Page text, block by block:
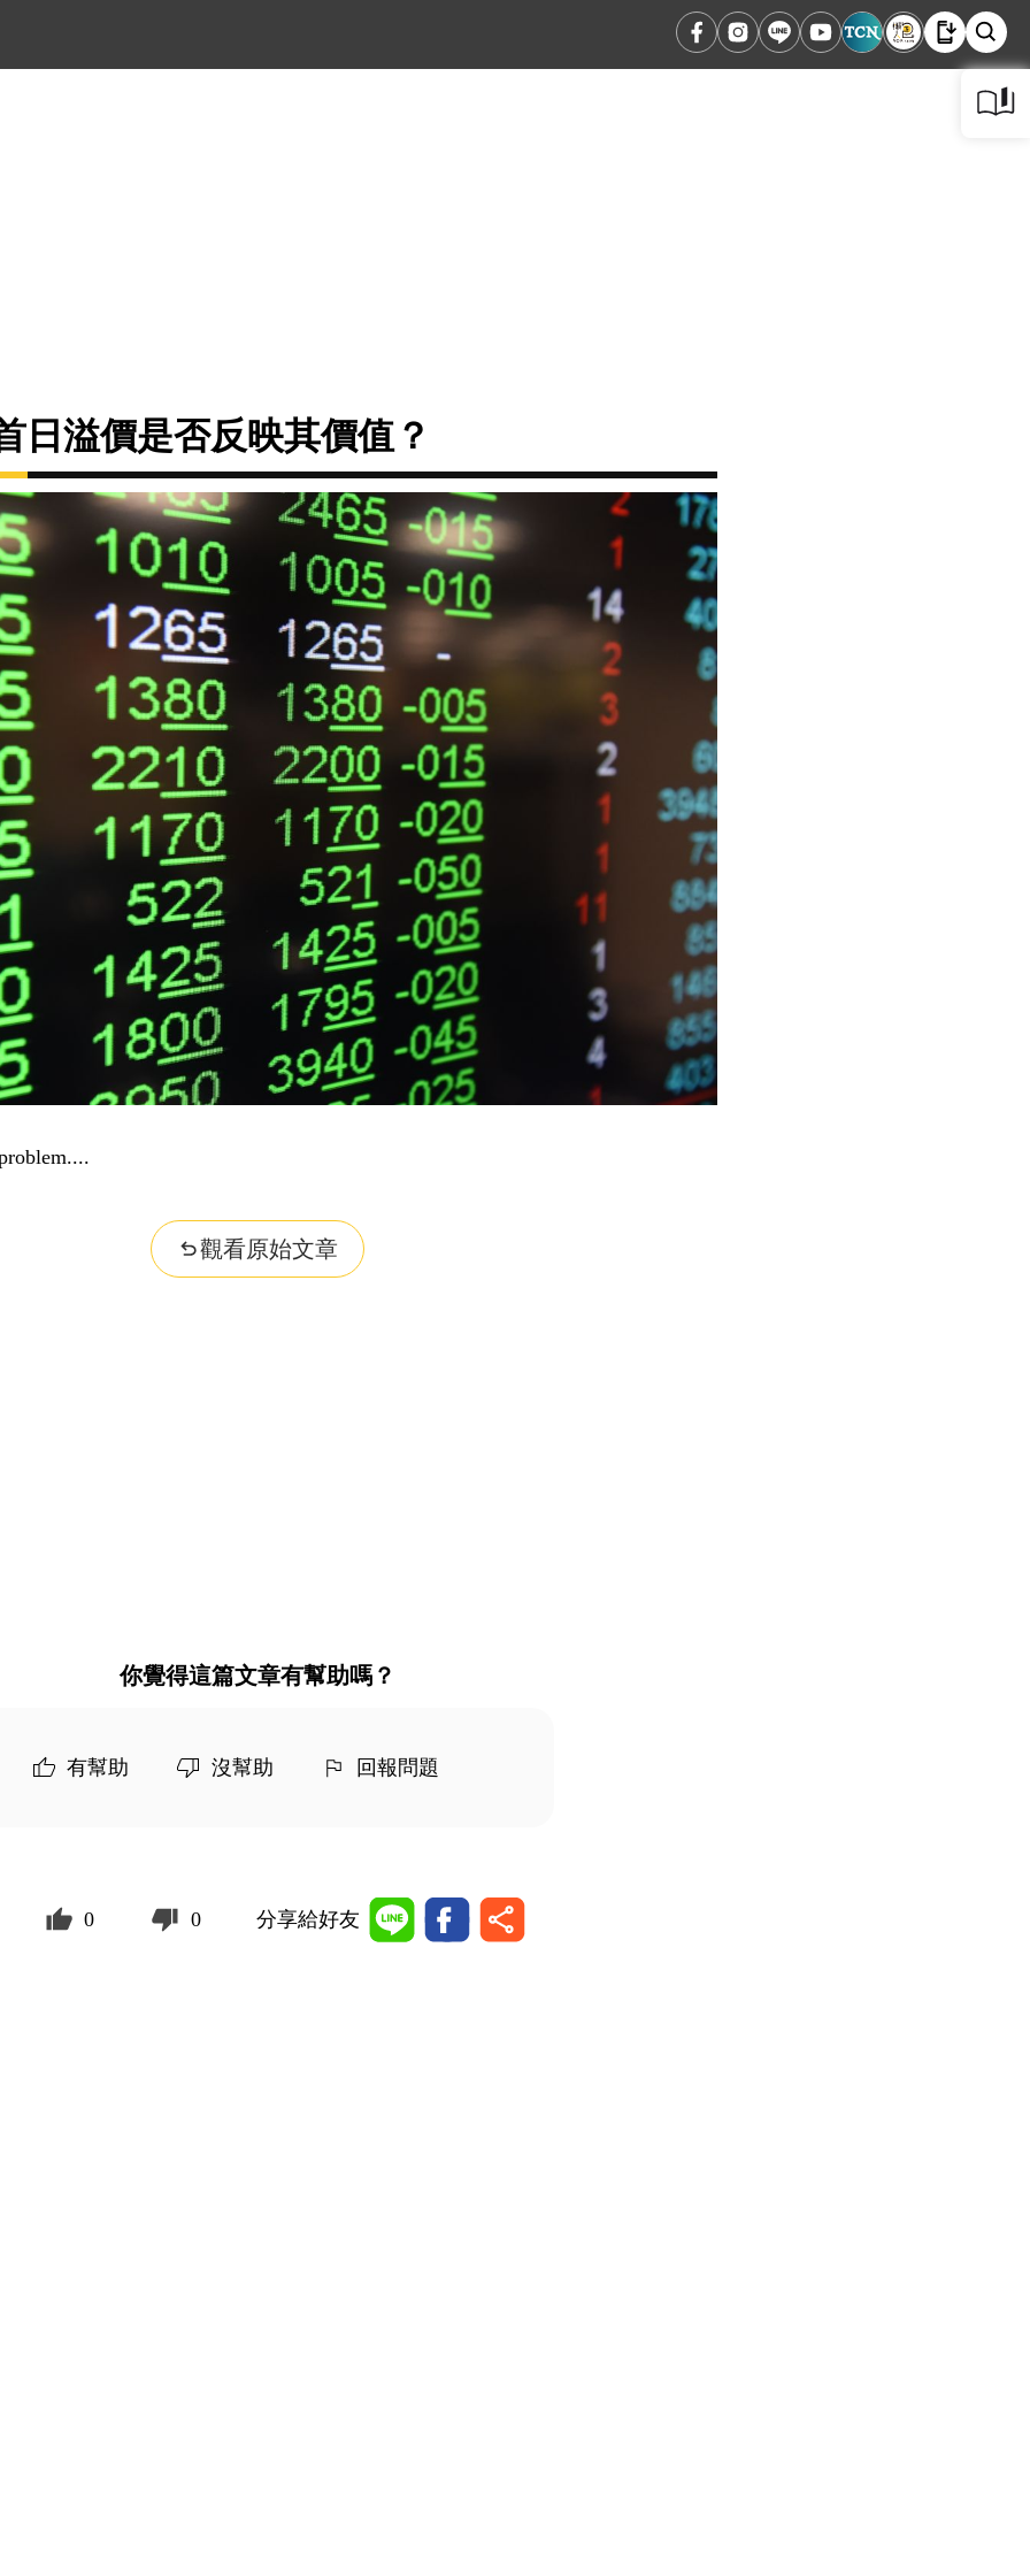
日溢價是否反映其價值？
觀看原始文章
你覺得這篇文章有幫助嗎？
有幫助 沒幫助 回報問題
0 0 分享給好友